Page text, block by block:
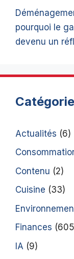
pourquoi le
devenu un
Actualités (6)
Contenu (2)
Cuisine (33)
Finances
IA (9)